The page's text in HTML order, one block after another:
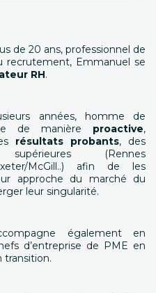
de 20 ans, professionnel de
recrutement, Emmanuel se
RH.
années, homme de
de manière proactive,
résultats probants, des
(Rennes
Exeter/McGill..) afin de les
approche du marché du
leur singularité.
également en
d’entreprise de PME en
transition.